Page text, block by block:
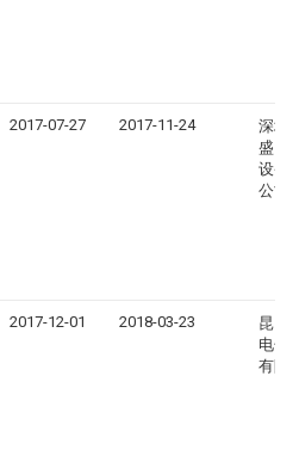
2017-07-27 2017-11-24
深圳
盛自
设备
公司
2017-12-01 2018-03-23
昆山
电子
有限